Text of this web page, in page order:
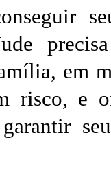
em
risco, e